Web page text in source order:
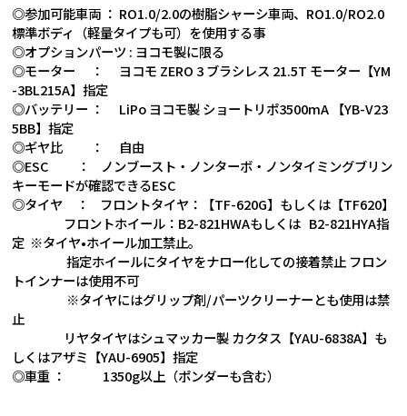
◎参加可能車両 ： RO1.0/2.0の樹脂シャーシ車両、RO1.0/RO2.0
標準ボディ（軽量タイプも可）を使用する事
◎オプションパーツ : ヨコモ製に限る
◎モーター ： ヨコモ ZERO 3 ブラシレス 21.5T モーター【YM
-3BL215A】指定
◎バッテリー ： LiPo ヨコモ製 ショートリポ3500mA 【YB-V23
5BB】指定
◎ギヤ比 ： 自由
◎ESC ： ノンブースト・ノンターボ・ノンタイミングブリン
キーモードが確認できるESC
◎タイヤ ： フロントタイヤ：【TF-620G】もしくは【TF620】
フロントホイール：B2-821HWAもしくは B2-821HYA指
定 ※タイヤ•ホイール加工禁止。
指定ホイールにタイヤをナロー化しての接着禁止 フロン
トインナーは使用不可
※タイヤにはグリップ剤/パーツクリーナーとも使用は禁
止
リヤタイヤはシュマッカー製 カクタス【YAU-6838A】も
しくはアザミ【YAU-6905】指定
◎車重 ： 1350g以上（ポンダーも含む）